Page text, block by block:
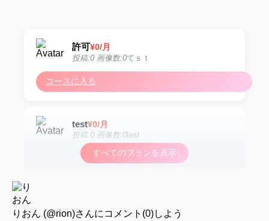
許可¥0/月
投稿:0 画像数:0てｓｔ
コースに入る
test¥0/月
投稿:0 画像数:0test
コースに入る
投稿:0 画像数:0 test
すべてのプランを表示
りおん (@rion)さんにコメント(0)しよう